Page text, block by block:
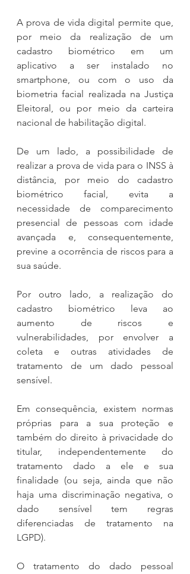
A prova de vida digital permite que,
por meio da realização de um
cadastro biométrico em um
aplicativo a ser instalado no
smartphone, ou com o uso da
biometria facial realizada na Justiça
Eleitoral, ou por meio da carteira
nacional de habilitação digital.
De um lado, a possibilidade de
realizar a prova de vida para o INSS à
distância, por meio do cadastro
biométrico facial, evita a
necessidade de comparecimento
presencial de pessoas com idade
avançada e, consequentemente,
previne a ocorrência de riscos para a
sua saúde.
Por outro lado, a realização do
cadastro biométrico leva ao
aumento de riscos e
vulnerabilidades, por envolver a
coleta e outras atividades de
tratamento de um dado pessoal
sensível.
Em consequência, existem normas
próprias para a sua proteção e
também do direito à privacidade do
titular, independentemente do
tratamento dado a ele e sua
finalidade (ou seja, ainda que não
haja uma discriminação negativa, o
dado sensível tem regras
diferenciadas de tratamento na
LGPD).
O tratamento do dado pessoal